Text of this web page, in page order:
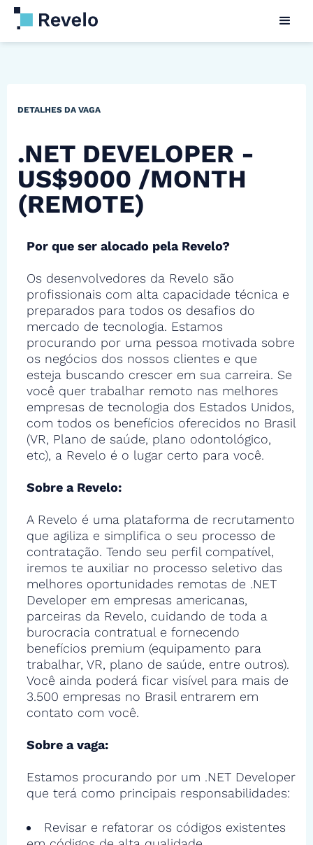
DETALHES DA VAGA
.NET DEVELOPER -
US$9000 /MONTH
(REMOTE)
Por que ser alocado pela Revelo?
Os desenvolvedores da Revelo são
profissionais com alta capacidade técnica e
preparados para todos os desafios do
mercado de tecnologia. Estamos
procurando por uma pessoa motivada sobre
os negócios dos nossos clientes e que
esteja buscando crescer em sua carreira. Se
você quer trabalhar remoto nas melhores
empresas de tecnologia dos Estados Unidos,
com todos os benefícios oferecidos no Brasil
(VR, Plano de saúde, plano odontológico,
etc), a Revelo é o lugar certo para você.
Sobre a Revelo:
A Revelo é uma plataforma de recrutamento
que agiliza e simplifica o seu processo de
contratação. Tendo seu perfil compatível,
iremos te auxiliar no processo seletivo das
melhores oportunidades remotas de .NET
Developer em empresas americanas,
parceiras da Revelo, cuidando de toda a
burocracia contratual e fornecendo
benefícios premium (equipamento para
trabalhar, VR, plano de saúde, entre outros).
Você ainda poderá ficar visível para mais de
3.500 empresas no Brasil entrarem em
contato com você.
Sobre a vaga:
Estamos procurando por um .NET Developer
que terá como principais responsabilidades:
Revisar e refatorar os códigos existentes